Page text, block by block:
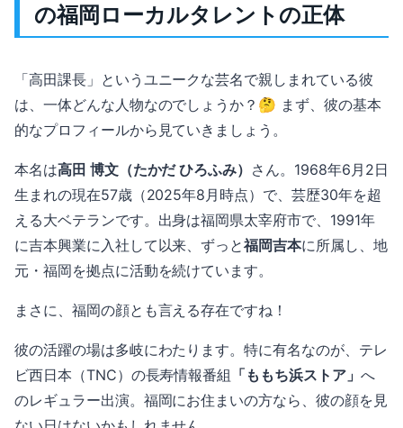
の福岡ローカルタレントの正体
「高田課長」というユニークな芸名で親しまれている彼
は、一体どんな人物なのでしょうか？🤔 まず、彼の基本
的なプロフィールから見ていきましょう。
本名は高田 博文（たかだ ひろふみ） さん。1968年6月2日
生まれの現在57歳（2025年8月時点）で、芸歴30年を超
える大ベテランです。出身は福岡県太宰府市で、1991年
に吉本興業に入社して以来、ずっと福岡吉本に所属し、地
元・福岡を拠点に活動を続けています。
まさに、福岡の顔とも言える存在ですね！
彼の活躍の場は多岐にわたります。特に有名なのが、テレ
ビ西日本（TNC）の長寿情報番組 「ももち浜ストア」 へ
のレギュラー出演。福岡にお住まいの方なら、彼の顔を見